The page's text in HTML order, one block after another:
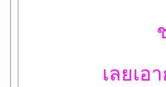
เลยเอ